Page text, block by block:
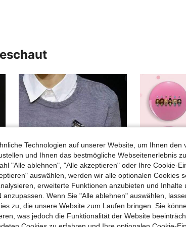
Böse-Blick-Brosche mit Strass-Quasten, hochwertige blaue Auge-Taillenzug-Pullover-Nadel, minimalistischer Stil
1 Stück Vintage OK Geste Brosche Paar personalisierte Anstecknadel Corsage mit metallisch polierter Oberfläche, hochwertiges Gefühl, Bekleidungszubehör, passend zu Alltagskleidung, Kleider, Taschen, Schule, Büro, Hemden, Jacken, Schmuck, Weihnachten, Halloween, lustige, süße Geschenke für Lehrer
Technologien auf unserer Website, um Ihnen den
und Ihnen das bestmögliche Webseitenerlebnis
"Alle ablehnen", "Alle akzeptieren" oder Ihre Cookie-
auswählen, werden wir alle optionalen Cookies
erweiterte Funktionen anzubieten und Inhalte
anzupassen. Wenn Sie "Alle ablehnen" auswählen,
zu, die unsere Website zum Laufen bringen. Sie
was jedoch die Funktionalität der Website